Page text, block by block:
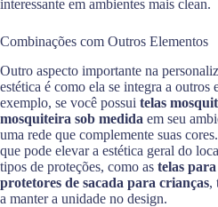
interessante em ambientes mais clean.
Combinações com Outros Elementos
Outro aspecto importante na
estética é como ela se integra a outros
exemplo, se você possui telas
mosquiteira sob medida em seu
uma rede que complemente suas
que pode elevar a estética geral do
tipos de proteções, como as telas
protetores de sacada para crianças,
a manter a unidade no design.